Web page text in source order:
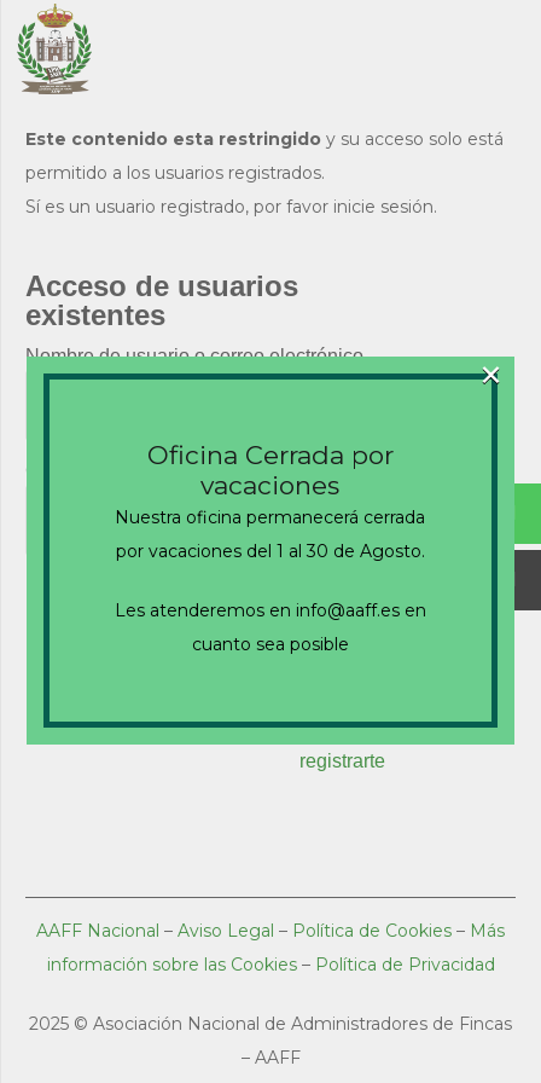
Este contenido esta restringido y su acceso solo está
permitido a los usuarios registrados.
Sí es un usuario registrado, por favor inicie sesión.
Acceso de usuarios
existentes
Nombre de usuario o correo electrónico
Recuérdame
¿Nuevo usuario?Haz clic aquí para
registrarte
AAFF Nacional – Aviso Legal – Política de Cookies – Más
información sobre las Cookies– Política de Privacidad
2025 © Asociación Nacional de Administradores de Fincas
– AAFF
Oficina Cerrada por
vacaciones
Nuestra oficina permanecerá cerrada
por vacaciones del 1 al 30 de Agosto.
Les atenderemos en info@aaff.es en
cuanto sea posible
×